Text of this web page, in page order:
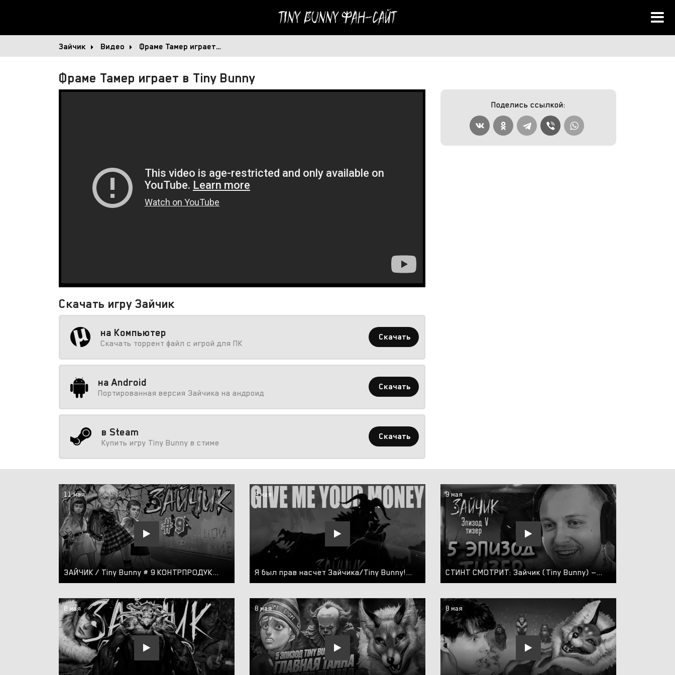
Tiny BunnyФан-сайт
Зайчик Видео Фраме Тамер играет…
Фраме Тамер играет в Tiny Bunny
Скачать игру Зайчик
на Компьютер
Скачать торрент файл с игрой для ПК
Скачать
на Android
Портированная версия Зайчика на андроид
Скачать
в Steam
Купить игру Tiny Bunny в стиме
Скачать
Поделись ссылкой:
11 мая
ЗАЙЧИК / Tiny Bunny # 9 КОНТРПРОДУКТИВНАЯ РЕПЕТИЦИЯ
9 мая
Я был прав насчет Зайчика/Tiny Bunny! [О тизере пятого эпизода]
9 мая
СТИНТ СМОТРИТ: Зайчик (Tiny Bunny) — 5 эпизод тизер
8 мая 8 мая 8 мая